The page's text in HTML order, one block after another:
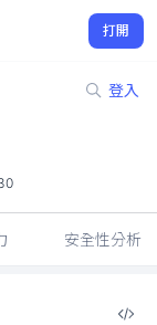
打開
登入
安全性分析